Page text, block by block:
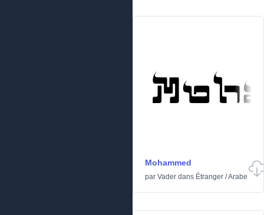
Mohammed
par Vader dans Étranger /Arabe